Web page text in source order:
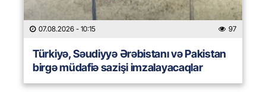
07.08.2026 - 10:15 97
Türkiyə, Səudiyyə Ərəbistanı və Pakistan
birgə müdafiə sazişi imzalayacaqlar